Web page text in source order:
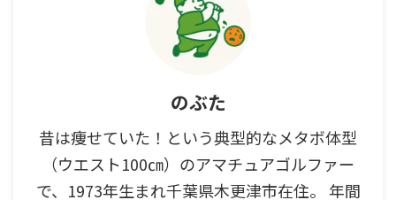
のぶた
昔は痩せていた！という典型的なメタボ体型
（ウエスト100㎝）のアマチュアゴルファー
で、1973年生まれ千葉県木更津市在住。 年間